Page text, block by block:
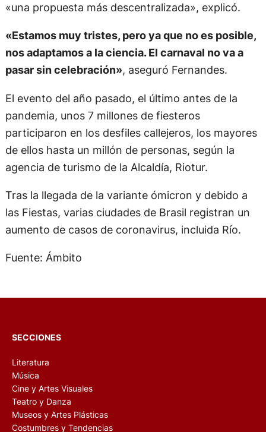
«una propuesta más descentralizada», explicó.
«Estamos muy tristes, pero ya que no es posible,
nos adaptamos a la ciencia. El carnaval no va a
pasar sin celebración», aseguró Fernandes.
El evento del año pasado, el último antes de la
pandemia, unos 7 millones de fiesteros
participaron en los desfiles callejeros, los mayores
de ellos hasta un millón de personas, según la
agencia de turismo de la Alcaldía, Riotur.
Tras la llegada de la variante ómicron y debido a
las Fiestas, varias ciudades de Brasil registran un
aumento de casos de coronavirus, incluida Río.
Fuente: Ámbito
SECCIONES
Literatura
Música
Cine y Artes Visuales
Teatro y Danza
Museos y Artes Plásticas
Costumbres y Tendencias